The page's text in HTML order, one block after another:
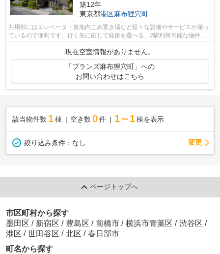
築12年
東京都港区麻布狸穴町
共用部にはエレベータ・敷地内ごみ置き場など様々な設備やサービスが揃っ
ているので便利です。行く先に応じて経路を選べる、2駅利用可能な物件で
現在空室情報がありません。
「ブランズ麻布狸穴町」への
お問い合わせはこちら
該当物件数 1棟 空き数 0 件 1～1 棟を表示
絞り込み条件： なし 変更
ページトップへ
市区町村から探す
墨田区 / 新宿区 / 豊島区 / 前橋市 / 横浜市青葉区 / 渋谷区 /
港区 / 世田谷区 / 北区 / 春日部市
町名から探す